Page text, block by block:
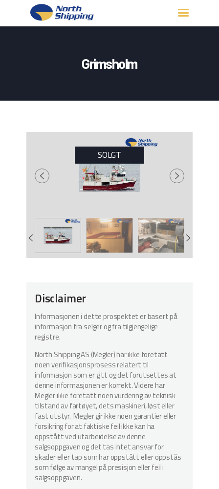
Grimsholm
KONTAKT OSS
SOLGT
Disclaimer
Informasjonen i dette prospektet er basert på
informasjon fra selger og fra tilgjengelige
registre.
North Shipping AS (Megler) har ikke foretatt
noen verifikasjonsprosess relatert til
informasjon som er gitt og det forutsettes at
denne informasjonen er korrekt. Videre har
Megler ikke foretatt noen vurdering av teknisk
tilstand av fartøyet, dets maskineri, løst eller
fast utstyr. Megler gir ikke noen garantier eller
forsikring for at faktiske feil ikke kan ha
oppstått ved utarbeidelse av denne
salgsoppgaven og det tas intet ansvar for
skader eller tap som har oppstått eller oppstås
som følge av mangel på presisjon eller feil i
salgsoppgaven.